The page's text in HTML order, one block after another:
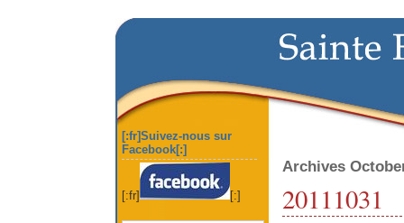
Archives
20111031
[:fr]Suivez-nous sur
Facebook[:]
[:fr] [:]